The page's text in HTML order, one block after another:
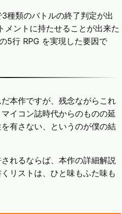
種類のバトルの終了判定が出
メントに持たせることが出来た
5行 RPG を実現した要因で
本作ですが、残念ながらこれ
イコン誌時代からのものの延
有さない、というのが僕の結
れるならば、本作の詳細解説
リストは、ひと味もふた味も